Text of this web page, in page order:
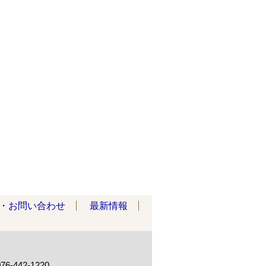
お問い合わせ
最新情報